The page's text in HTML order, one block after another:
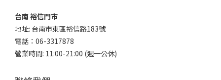
台南 裕信門市
地址: 台南市東區裕信路183號
電話：06-3317878
營業時間: 11:00-21:00 (週一公休)